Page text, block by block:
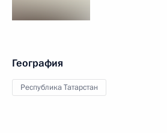
География
Республика Татарстан